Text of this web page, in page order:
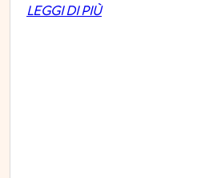
LEGGI DI PIÙ